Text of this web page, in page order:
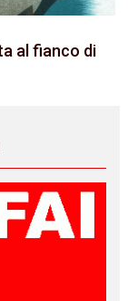
al fianco di